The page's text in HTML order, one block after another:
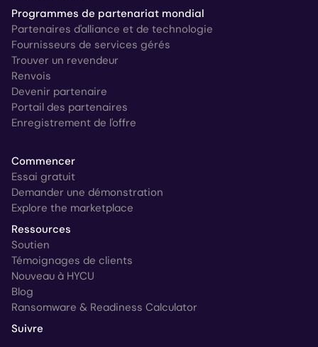
Programmes de partenariat mondial
Partenaires d'alliance et de technologie
Fournisseurs de services gérés
Trouver un revendeur
Renvois
Devenir partenaire
Portail des partenaires
Enregistrement de l'offre
Commencer
Essai gratuit
Demander une démonstration
Explore the marketplace
Ressources
Soutien
Témoignages de clients
Nouveau à HYCU
Blog
Ransomware & Readiness Calculator
Suivre